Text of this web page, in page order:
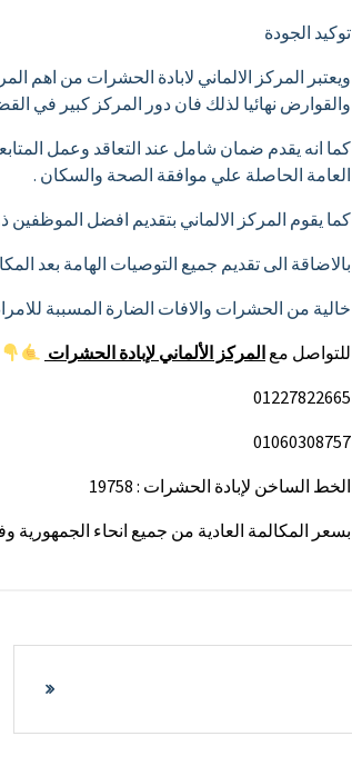
توكيد الجودة
ويعتبر المركز الالماني لابادة الحشرات من اهم
والقوارض نهائيا لذلك فان دور المركز كبير في
كما انه يقدم ضمان شامل عند التعاقد وعمل
العامة الحاصلة علي موافقة الصحة والسكان .
كما يقوم المركز الالماني بتقديم افضل الموظفين
بالاضاقة الى تقديم جميع التوصيات الهامة بعد
خالية من الحشرات والافات الضارة المسببة
للتواصل مع المركز الألماني لإبادة الحشرات
01227822665
01060308757
الخط الساخن لإبادة الحشرات : 19758
بسعر المكالمة العادية من جميع انحاء